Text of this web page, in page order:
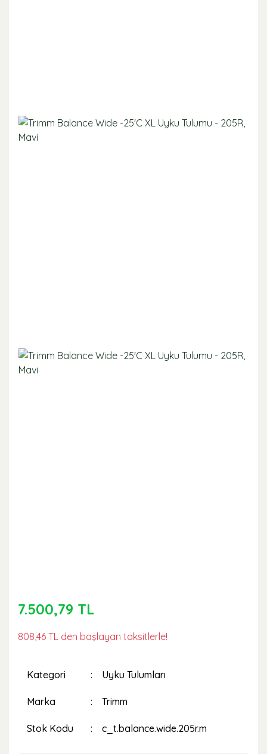
7.500,79 TL
808,46 TL den başlayan taksitlerle!
Kategori Uyku Tulumları
Marka Trimm
Stok Kodu c_t.balance.wide.205r.m